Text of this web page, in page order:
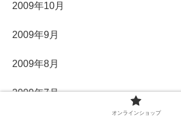
2009年10月
2009年9月
2009年8月
2009年7月
オンラインショップ